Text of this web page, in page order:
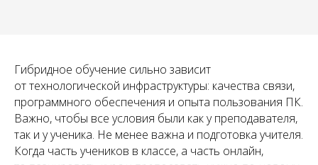
Гибридное обучение сильно зависит
от технологической инфраструктуры: качества связи,
программного обеспечения и опыта пользования ПК.
Важно, чтобы все условия были как у преподавателя,
так и у ученика. Не менее важна и подготовка учителя.
Когда часть учеников в классе, а часть онлайн,